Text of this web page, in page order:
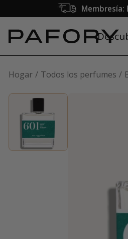
Membresía:
Hogar Todos los perfumes